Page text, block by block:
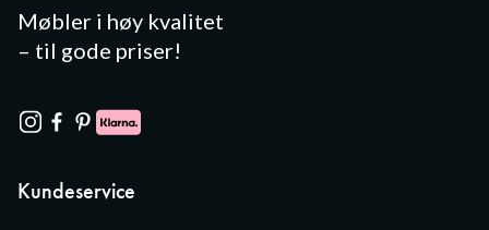
Møbler i høy kvalitet
– til gode priser!
Kundeservice